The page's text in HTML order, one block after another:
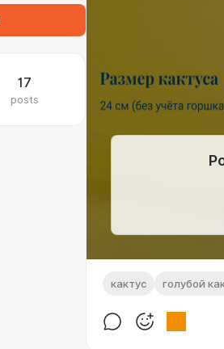
17
posts
кактус голубой